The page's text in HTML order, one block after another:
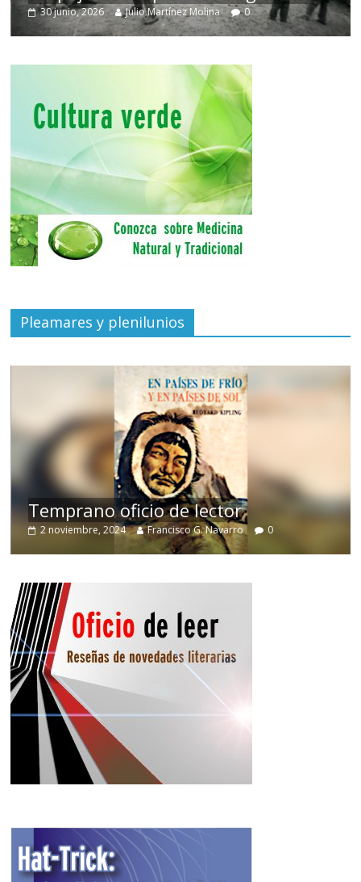
30 junio, 2026 Julio Martínez Molina 0
Pleamares y plenilunios
Temprano oficio de lector
2 noviembre, 2024 Francisco G. Navarro 0